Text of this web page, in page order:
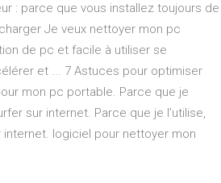
: parce que vous installez toujours de
Je veux nettoyer mon pc
de pc et facile à utiliser se
et ... 7 Astuces pour optimiser
mon pc portable. Parce que je
sur internet. Parce que je l’utilise,
logiciel pour nettoyer mon